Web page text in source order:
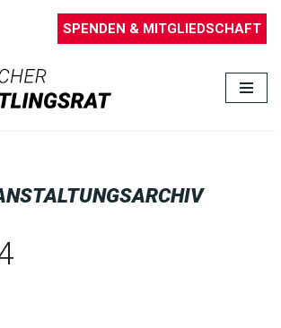
SPENDEN & MITGLIEDSCHAFT